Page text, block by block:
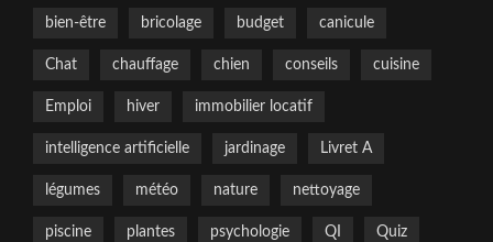
bien-être bricolage budget canicule
Chat chauffage chien conseils cuisine
Emploi hiver immobilier locatif
intelligence artificielle jardinage Livret A
légumes météo nature nettoyage
piscine plantes psychologie QI Quiz